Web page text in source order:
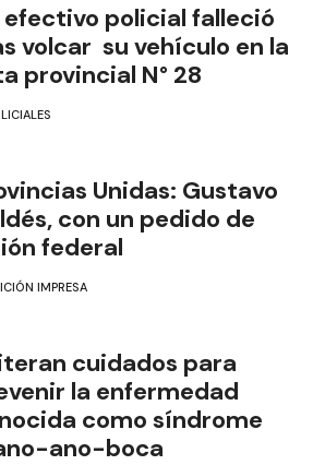
efectivo policial falleció
volcar su vehículo en la
provincial N° 28
Unidas: Gustavo
con un pedido de
federal
IMPRESA
cuidados para
la enfermedad
como síndrome
ano-boca